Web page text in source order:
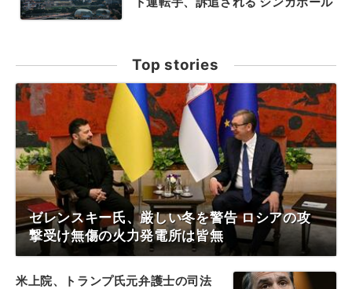
Top stories
ゼレンスキー氏、厳しい冬を警告 ロシアの攻
撃受け無傷の火力発電所は皆無
米上院、トランプ氏元弁護士の司法